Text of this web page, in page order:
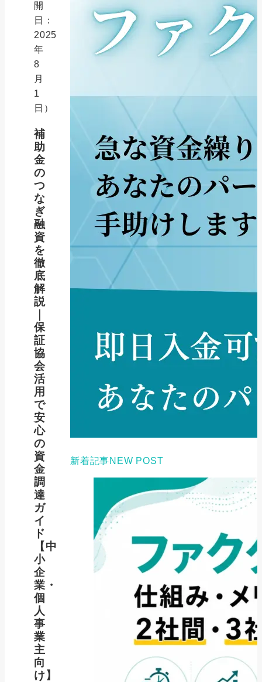
開
日：
2025
年
8
月
1
日）
補
助
金
の
つ
な
ぎ
融
資
を
徹
底
解
説
保
証
協
会
活
用
で
安
心
の
資
金
調
達
ガ
イ
ド
【中
小
企
業・
個
人
事
業
主
向
け】
新着記事NEW POST